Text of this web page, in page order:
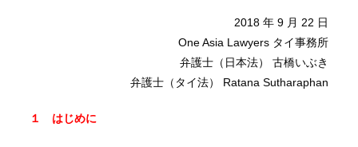
2018 年 9 月 22 日
One Asia Lawyers タイ事務所
弁護士（日本法） 古橋いぶき
弁護士（タイ法） Ratana Sutharaphan
１ はじめに